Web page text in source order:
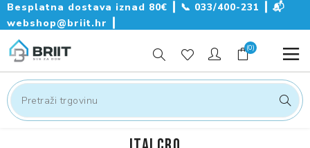
Besplatna dostava iznad 80€ ┃ 📞 033/400-231
📬
webshop@briit.hr
(0)